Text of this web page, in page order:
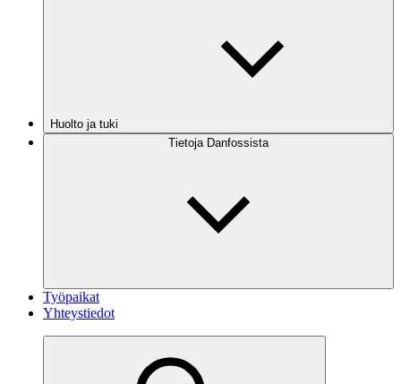
Huolto ja tuki
Tietoja Danfossista
Työpaikat
Yhteystiedot